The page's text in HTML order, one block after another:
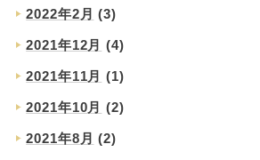
2022年2月 (3)
2021年12月 (4)
2021年11月 (1)
2021年10月 (2)
2021年8月 (2)